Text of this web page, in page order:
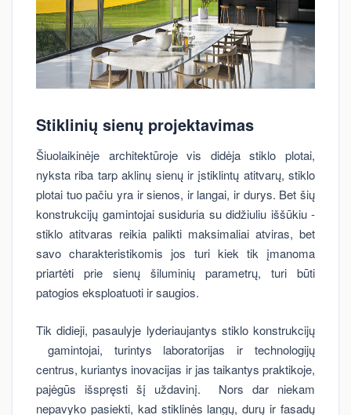
Stiklinių sienų projektavimas
Šiuolaikinėje architektūroje vis didėja stiklo plotai,
nyksta riba tarp aklinų sienų ir įstiklintų atitvarų, stiklo
plotai tuo pačiu yra ir sienos, ir langai, ir durys. Bet šių
konstrukcijų gamintojai susiduria su didžiuliu iššūkiu -
stiklo atitvaras reikia palikti maksimaliai atviras, bet
savo charakteristikomis jos turi kiek tik įmanoma
priartėti prie sienų šiluminių parametrų, turi būti
patogios eksploatuoti ir saugios.
Tik didieji, pasaulyje lyderiaujantys stiklo konstrukcijų
gamintojai, turintys laboratorijas ir technologijų
centrus, kuriantys inovacijas ir jas taikantys praktikoje,
pajėgūs išspręsti šį uždavinį. Nors dar niekam
nepavyko pasiekti, kad stiklinės langų, durų ir fasadų